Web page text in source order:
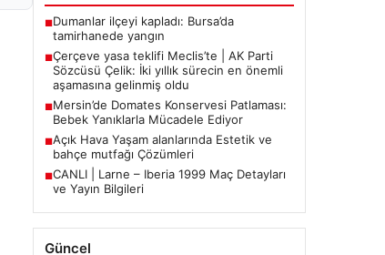
■Dumanlar ilçeyi kapladı: Bursa’da
tamirhanede yangın
■Çerçeve yasa teklifi Meclis’te | AK Parti
Sözcüsü Çelik: İki yıllık sürecin en önemli
aşamasına gelinmiş oldu
■Mersin’de Domates Konservesi Patlaması:
Bebek Yanıklarla Mücadele Ediyor
■Açık Hava Yaşam alanlarında Estetik ve
bahçe mutfağı Çözümleri
■CANLI | Larne – Iberia 1999 Maç Detayları
ve Yayın Bilgileri
Güncel